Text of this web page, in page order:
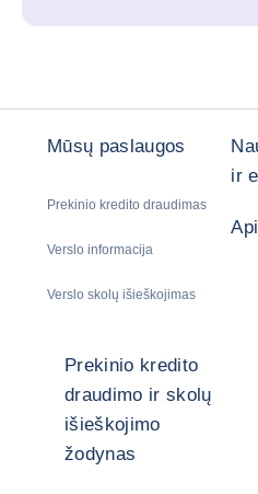
Mūsų paslaugos
Prekinio kredito draudimas
Verslo informacija
Verslo skolų išieškojimas
ir
Prekinio kredito
draudimo ir skolų
išieškojimo
žodynas